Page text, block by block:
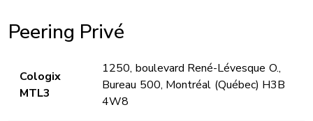
Peering Privé
Cologix
MTL3
1250, boulevard René-Lévesque O.,
Bureau 500, Montréal (Québec) H3B
4W8